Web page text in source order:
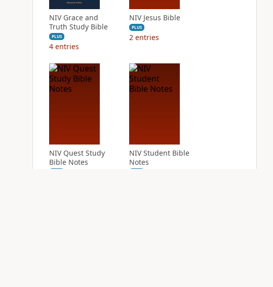
NIV Grace and
Truth Study Bible
PLUS
4 entries
NIV Jesus Bible
PLUS
2 entries
NIV Quest Study
Bible Notes
NIV Student Bible
Notes